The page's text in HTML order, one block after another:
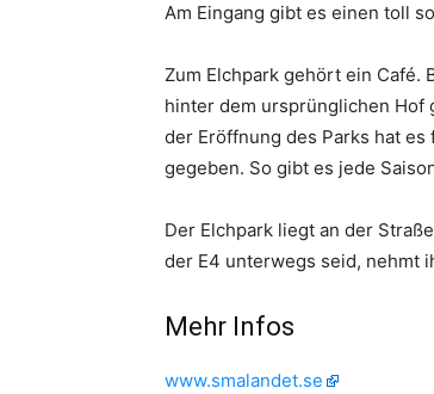
Am Eingang gibt es einen toll
Zum Elchpark gehört ein Café.
hinter dem ursprünglichen Hof
der Eröffnung des Parks hat
gegeben. So gibt es jede
Der Elchpark liegt an der
der E4 unterwegs seid, nehmt
Mehr Infos
www.smalandet.se